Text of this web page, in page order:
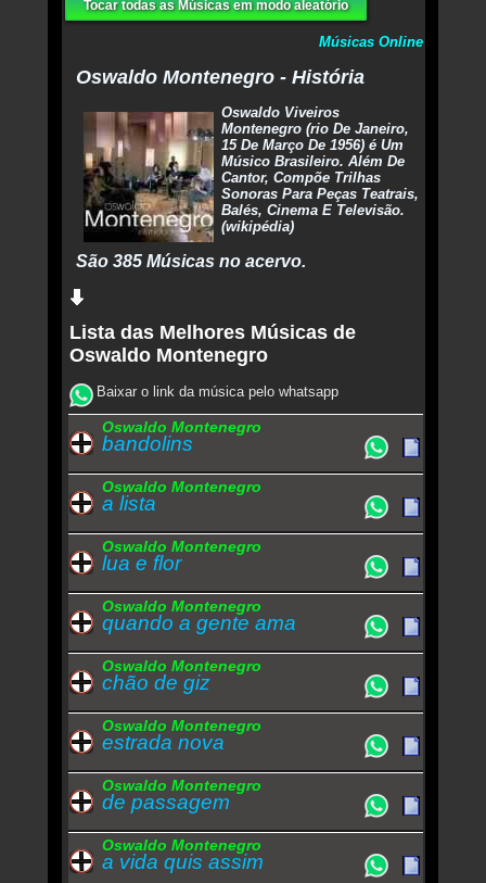
Tocar todas as Músicas em modo aleatório
Músicas Online
Oswaldo Montenegro - História
Oswaldo Viveiros
Montenegro (rio De Janeiro,
15 De Março De 1956) é Um
Músico Brasileiro. Além De
Cantor, Compõe Trilhas
Sonoras Para Peças Teatrais,
Balés, Cinema E Televisão.
(wikipédia)
São 385 Músicas no acervo.
Lista das Melhores Músicas de
Oswaldo Montenegro
Baixar o link da música pelo whatsapp
Oswaldo Montenegro
bandolins
Oswaldo Montenegro
a lista
Oswaldo Montenegro
lua e flor
Oswaldo Montenegro
quando a gente ama
Oswaldo Montenegro
chão de giz
Oswaldo Montenegro
estrada nova
Oswaldo Montenegro
de passagem
Oswaldo Montenegro
a vida quis assim